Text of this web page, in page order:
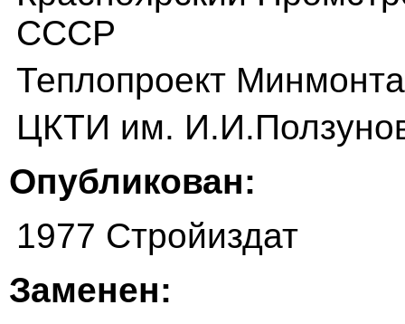
СССР
Теплопроект
ЦКТИ им.
Опубликован:
1977 Стройиздат
Заменен: